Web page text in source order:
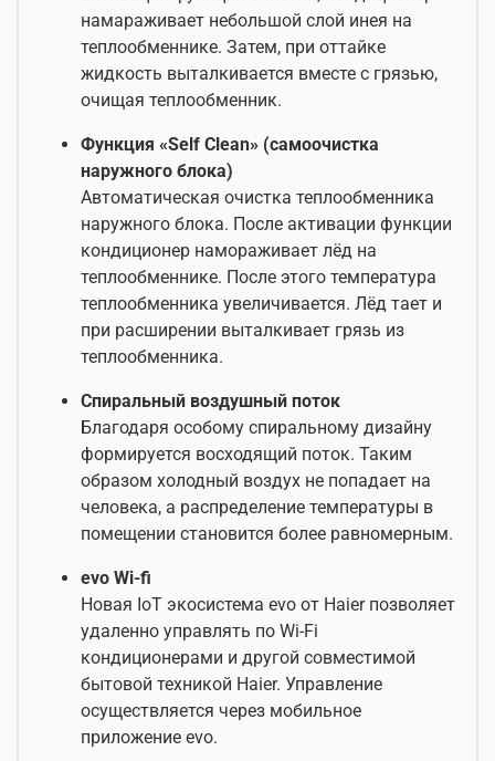
намараживает небольшой слой инея на
теплообменнике. Затем, при оттайке
жидкость выталкивается вместе с грязью,
очищая теплообменник.
Функция «Self Clean» (самоочистка
наружного блока)
Автоматическая очистка теплообменника
наружного блока. После активации функции
кондиционер намораживает лёд на
теплообменнике. После этого температура
теплообменника увеличивается. Лёд тает и
при расширении выталкивает грязь из
теплообменника.
Спиральный воздушный поток
Благодаря особому спиральному дизайну
формируется восходящий поток. Таким
образом холодный воздух не попадает на
человека, а распределение температуры в
помещении становится более равномерным.
evo Wi-fi
Новая IoT экосистема evo от Haier позволяет
удаленно управлять по Wi-Fi
кондиционерами и другой совместимой
бытовой техникой Haier. Управление
осуществляется через мобильное
приложение evo.